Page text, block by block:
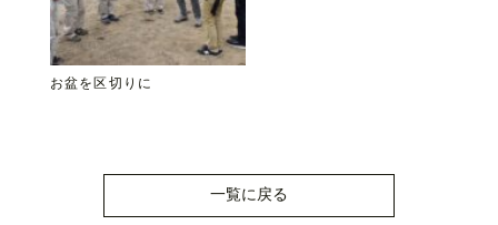
お盆を区切りに
一覧に戻る